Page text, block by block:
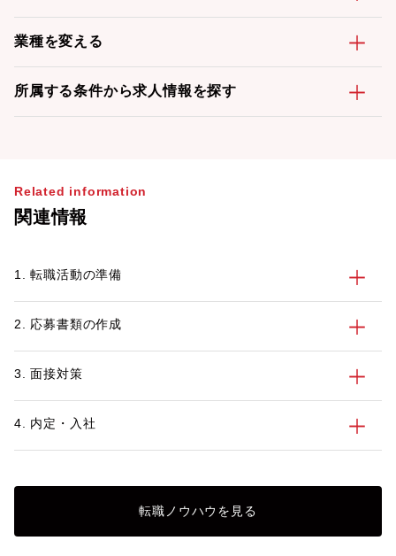
業種を変える
所属する条件から求人情報を探す
Related information
関連情報
1. 転職活動の準備
2. 応募書類の作成
3. 面接対策
4. 内定・入社
転職ノウハウを見る